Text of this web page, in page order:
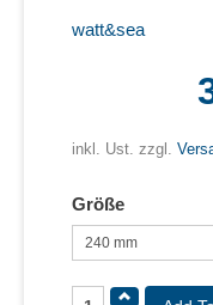
watt&sea
inkl. Ust. zzgl.
Größe